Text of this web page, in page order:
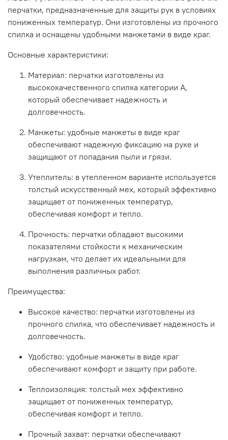
перчатки, предназначенные для защиты рук в условиях
пониженных температур. Они изготовлены из прочного
спилка и оснащены удобными манжетами в виде краг.
Основные характеристики:
Материал: перчатки изготовлены из
высококачественного спилка категории А,
который обеспечивает надежность и
долговечность.
Манжеты: удобные манжеты в виде краг
обеспечивают надежную фиксацию на руке и
защищают от попадания пыли и грязи.
Утеплитель: в утепленном варианте используется
толстый искусственный мех, который эффективно
защищает от пониженных температур,
обеспечивая комфорт и тепло.
Прочность: перчатки обладают высокими
показателями стойкости к механическим
нагрузкам, что делает их идеальными для
выполнения различных работ.
Преимущества:
Высокое качество: перчатки изготовлены из
прочного спилка, что обеспечивает надежность и
долговечность.
Удобство: удобные манжеты в виде краг
обеспечивают комфорт и защиту при работе.
Теплоизоляция: толстый мех эффективно
защищает от пониженных температур,
обеспечивая комфорт и тепло.
Прочный захват: перчатки обеспечивают